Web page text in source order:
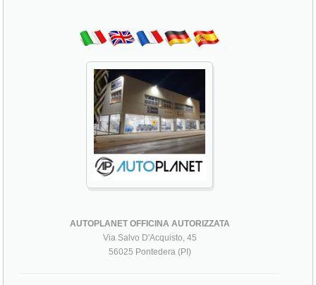
AUTOPLANET OFFICINA AUTORIZZATA
Via Salvo D'Acquisto, 45
56025 Pontedera (PI)